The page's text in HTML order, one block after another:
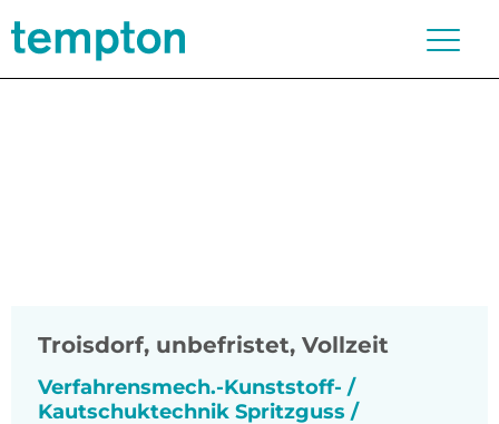
Troisdorf, unbefristet, Vollzeit
Verfahrensmech.-Kunststoff- /
Kautschuktechnik Spritzguss /